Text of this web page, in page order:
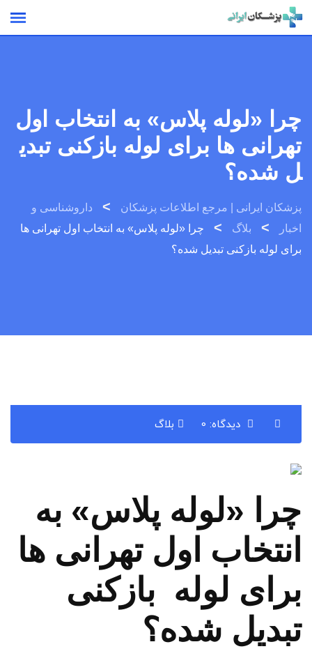
Skip
to
content
چرا «لوله پلاس» به انتخاب اول
تهرانی ها برای لوله بازکنی تبدی
ل شده؟
پزشکان ایرانی | مرجع اطلاعات پزشکان >
داروشناسی و
اخبار
> بلاگ >
چرا «لوله پلاس» به انتخاب اول تهرانی ها
برای لوله بازکنی تبدیل شده؟
دیدگاه: 0 بلاگ
چرا «لوله پلاس» به
انتخاب اول تهرانی ها
برای لوله بازکنی
تبدیل شده؟